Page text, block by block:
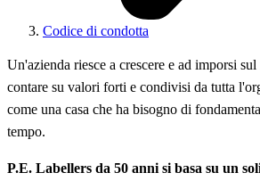
Codice di condotta
Un'azienda riesce a crescere e ad imporsi
contare su valori forti e condivisi da tutta
come una casa che ha bisogno di
tempo.
P.E. Labellers da 50 anni si basa su un